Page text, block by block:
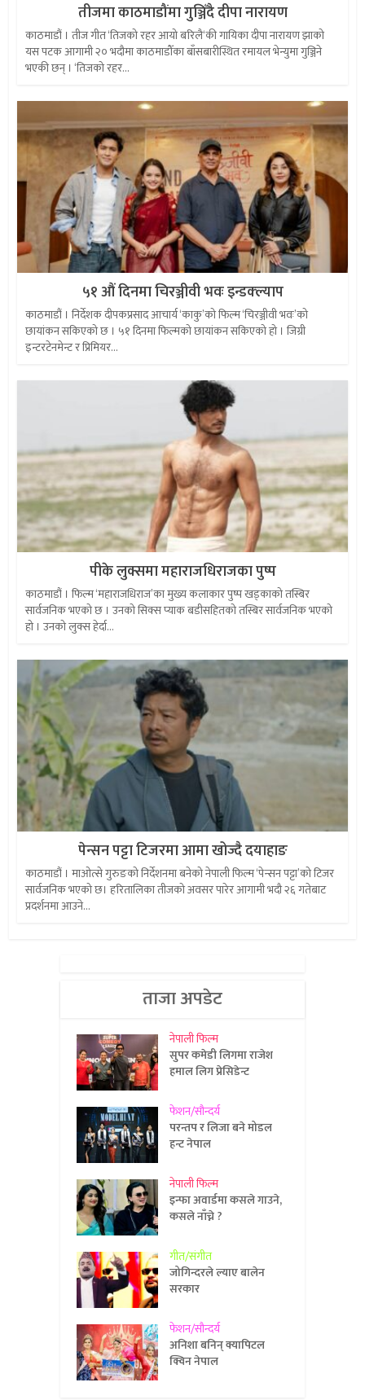
तीजमा काठमाडौंमा गुञ्जिँदै दीपा नारायण
काठमाडौं । तीज गीत ‘तिजको रहर आयो बरिलै‘की गायिका दीपा नारायण झाको
यस पटक आगामी २० भदौमा काठमाडौँका बाँसबारीस्थित रमायल भेन्युमा गुञ्जिने
भएकी छन् । ‘तिजको रहर...
५१ औं दिनमा चिरञ्जीवी भवः इन्डक्ल्याप
काठमाडौं । निर्देशक दीपकप्रसाद आचार्य ‘काकु’को फिल्म ‘चिरञ्जीवी भवः’को
छायांकन सकिएको छ । ५१ दिनमा फिल्मको छायांकन सकिएको हो । जिग्री
इन्टरटेनमेन्ट र प्रिमियर...
पीके लुक्समा महाराजधिराजका पुष्प
काठमाडौं । फिल्म ‘महाराजधिराज’का मुख्य कलाकार पुष्प खड्काको तस्बिर
सार्वजनिक भएको छ । उनको सिक्स प्याक बडीसहितको तस्बिर सार्वजनिक भएको
हो । उनको लुक्स हेर्दा...
पेन्सन पट्टा टिजरमा आमा खोज्दै दयाहाङ
काठमाडौं । माओत्से गुरुङको निर्देशनमा बनेको नेपाली फिल्म ‘पेन्सन पट्टा’को टिजर
सार्वजनिक भएको छ। हरितालिका तीजको अवसर पारेर आगामी भदौ २६ गतेबाट
प्रदर्शनमा आउने...
ताजा अपडेट
नेपाली फिल्म
सुपर कमेडी लिगमा राजेश
हमाल लिग प्रेसिडेन्ट
फेशन/सौन्दर्य
परन्तप र लिजा बने मोडल
हन्ट नेपाल
नेपाली फिल्म
इन्फा अवार्डमा कसले गाउने,
कसले नाँच्ने ?
गीत/संगीत
जोगिन्दरले ल्याए बालेन
सरकार
फेशन/सौन्दर्य
अनिशा बनिन् क्यापिटल
क्विन नेपाल